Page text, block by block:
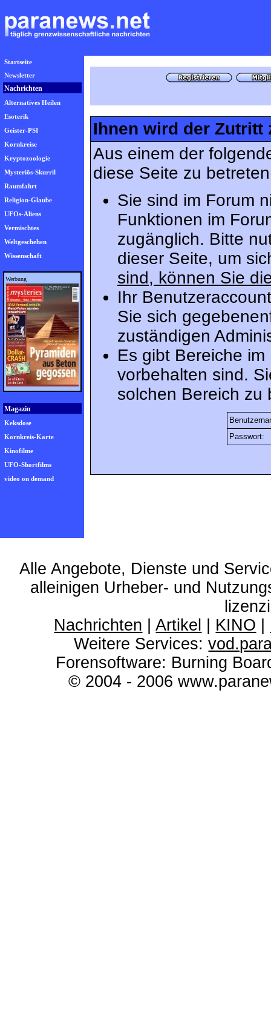
Startseite
Newsletter
Nachrichten
Alternatives Heilen
Esoterik
Geister-PSI
Kornkreise
Kryptozoologie
Mysteriös-Skurril
Raumfahrt
Religion-Glaube
UFOs-Aliens
Vermischtes
Weltgeschehen
Wissenschaft
Werbung
Magazin
Keksdose
Kornkreis-Karte
Kinofilme
UFO-Shortfilms
video on demand
Ihnen wird der Zutritt
Aus einem der
diese Seite zu
Sie sind im Forum
Funktionen im
zugänglich. Bitte
dieser Seite, um
sind, können Sie
Ihr
Sie sich
zuständigen
Es gibt Bereiche
vorbehalten sind.
solchen Bereich zu
Passwort:
Alle Angebote, Dienste und
alleinigen Urheber- und
Nachrichten |Artikel KINO
Weitere Services:
Forensoftware: Burning
© 2004 - 2006